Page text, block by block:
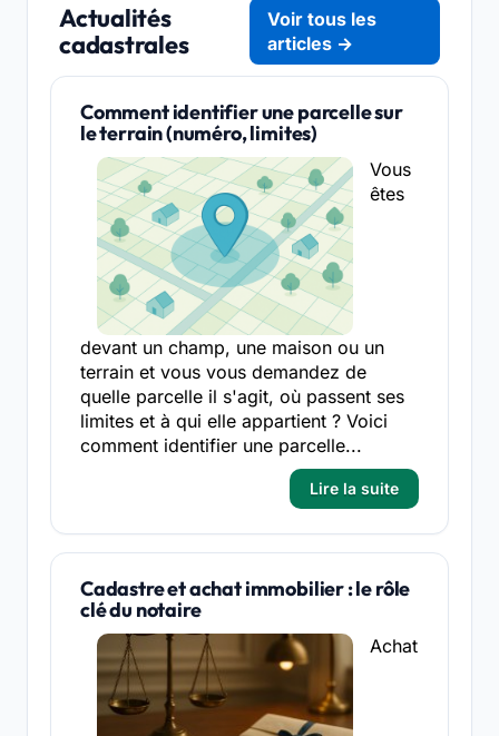
Actualités
cadastrales
Voir tous les
articles →
Comment identifier une parcelle sur
le terrain (numéro, limites)
Vous
êtes
devant un champ, une maison ou un
terrain et vous vous demandez de
quelle parcelle il s'agit, où passent ses
limites et à qui elle appartient ? Voici
comment identifier une parcelle...
Lire la suite
Cadastre et achat immobilier : le rôle
clé du notaire
Achat